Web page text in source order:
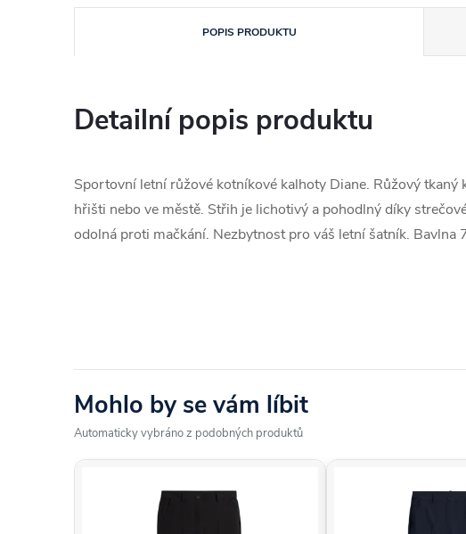
POPIS PRODUKTU
Detailní popis produktu
Sportovní letní růžové kotníkové kalhoty Diane. Růžový
hřišti nebo ve městě. Střih je lichotivý a pohodlný díky
odolná proti mačkání. Nezbytnost pro váš letní šatník.
Mohlo by se vám líbit
Automaticky vybráno z podobných produktů